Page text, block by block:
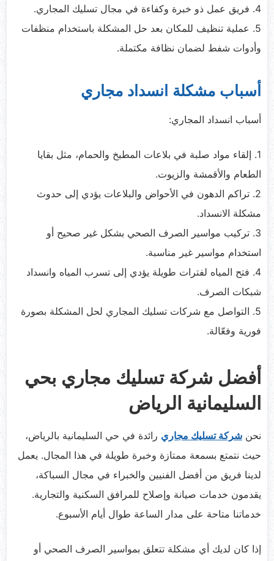
4. فريق عمل ذو خبرة وكفاءة في مجال تسليك المجاري.
5. عملية تنظيف للمكان بعد حل المشكلة باستخدام منظفات
وأدوات شفط لضمان نظافة مكتملة.
أسباب مشكلة انسداد مجاري
أسباب انسداد المجاري:
1. إلقاء مواد صلبة في بلاعات المطبخ والحمام، مثل بقايا
الطعام والأقمشة والزيوت.
2. تراكم الدهون في الأحواض والبلاعات يؤدي إلى حدوث
مشكلة الانسداد.
3. تركيب مواسير الصرف الصحي بشكل غير صحيح أو
استخدام مواسير غير مناسبة.
4. فتح المياه لفترات طويلة يؤدي إلى تسرب المياه وانسداد
شبكات الصرف.
5. التواصل مع شركات تسليك المجاري لحل المشكلة بصورة
فورية وفعّالة.
أفضل شركة تسليك مجاري بحي
السليمانية الرياض
نحن شركة تسليك مجاري رائدة في حي السليمانية بالرياض،
حيث نتمتع بسمعة ممتازة وخبرة طويلة في هذا المجال. يعمل
لدينا فريق من أفضل الفنيين والخبراء في مجال السباكة،
يقدمون خدمات صيانة وإصلاح للمرافق السكنية والتجارية.
خدماتنا متاحة على مدار الساعة طوال أيام الأسبوع.
إذا كان لديك أي مشكلة تتعلق بمواسير الصرف الصحي أو